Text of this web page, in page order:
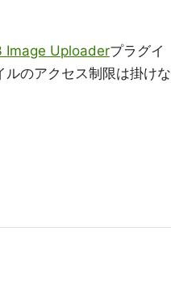
Image Uploaderプラグイ
のアクセス制限は掛けな